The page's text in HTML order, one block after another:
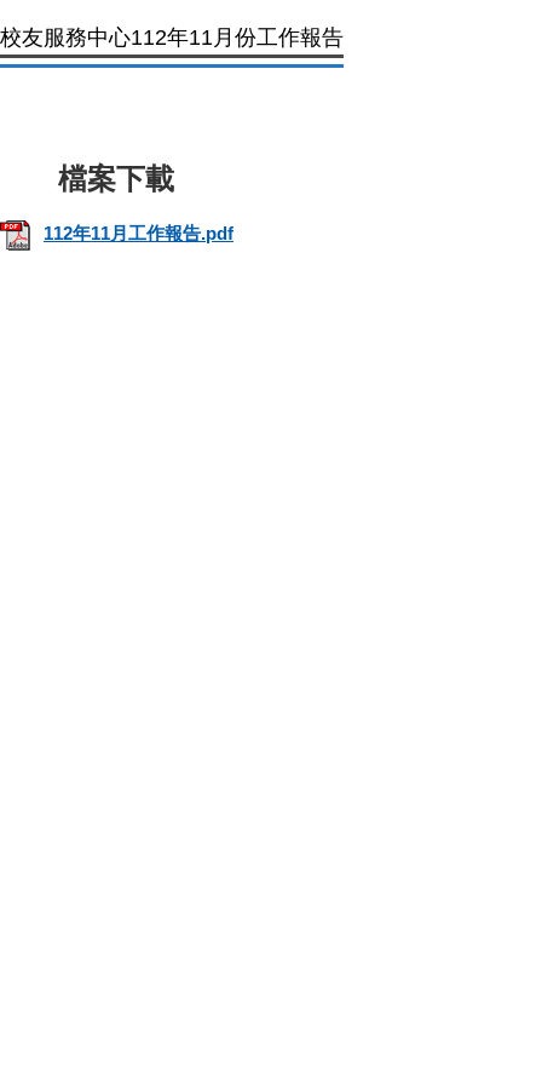
校友服務中心112年11月份工作報告
112年11月工作報告.pdf